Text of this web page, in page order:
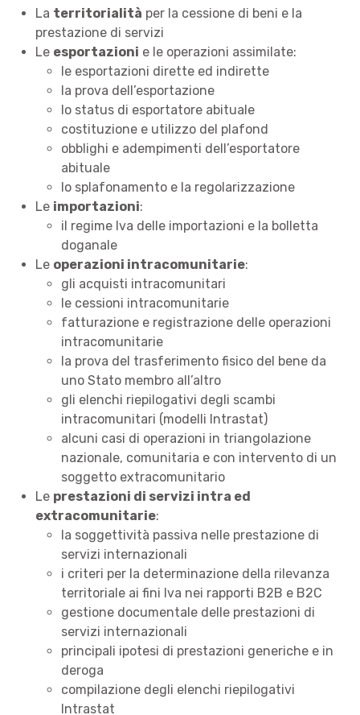
La territorialità per la cessione di beni e la
prestazione di servizi
Le esportazioni e le operazioni assimilate:
le esportazioni dirette ed indirette
la prova dell’esportazione
lo status di esportatore abituale
costituzione e utilizzo del plafond
obblighi e adempimenti dell’esportatore
abituale
lo splafonamento e la regolarizzazione
Le importazioni:
il regime Iva delle importazioni e la bolletta
doganale
Le operazioni intracomunitarie:
gli acquisti intracomunitari
le cessioni intracomunitarie
fatturazione e registrazione delle operazioni
intracomunitarie
la prova del trasferimento fisico del bene da
uno Stato membro all’altro
gli elenchi riepilogativi degli scambi
intracomunitari (modelli Intrastat)
alcuni casi di operazioni in triangolazione
nazionale, comunitaria e con intervento di un
soggetto extracomunitario
Le prestazioni di servizi intra ed
extracomunitarie:
la soggettività passiva nelle prestazione di
servizi internazionali
i criteri per la determinazione della rilevanza
territoriale ai fini Iva nei rapporti B2B e B2C
gestione documentale delle prestazioni di
servizi internazionali
principali ipotesi di prestazioni generiche e in
deroga
compilazione degli elenchi riepilogativi
Intrastat